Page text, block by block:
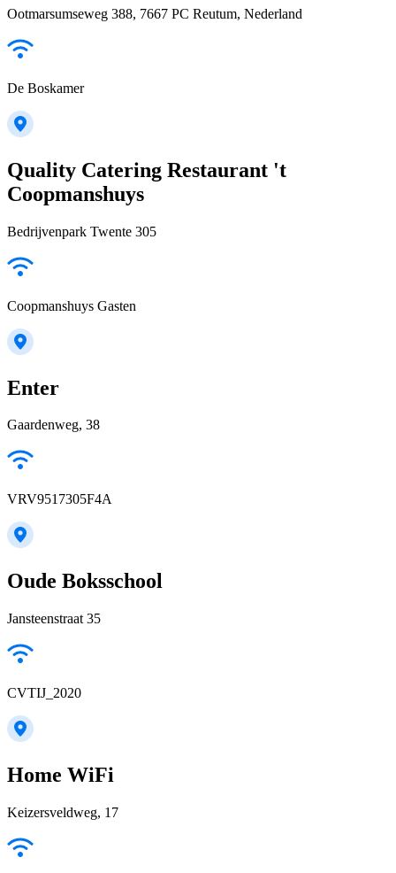
Ootmarsumseweg 388, 7667 PC Reutum, Nederland
De Boskamer
Quality Catering Restaurant 't
Coopmanshuys
Bedrijvenpark Twente 305
Coopmanshuys Gasten
Enter
Gaardenweg, 38
VRV9517305F4A
Oude Boksschool
Jansteenstraat 35
CVTIJ_2020
Home WiFi
Keizersveldweg, 17